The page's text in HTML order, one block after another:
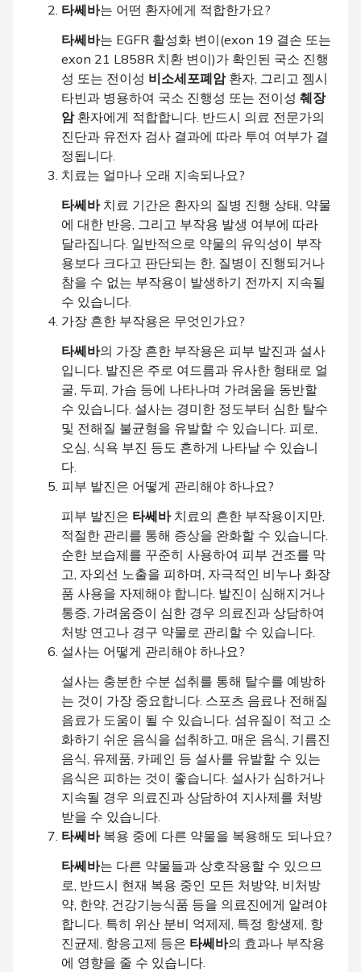
타쎄바는 어떤 환자에게 적합한가요?
타쎄바는 EGFR 활성화 변이(exon 19 결손 또는
exon 21 L858R 치환 변이)가 확인된 국소 진행
성 또는 전이성 비소세포폐암환자, 그리고 젬시
타빈과 병용하여 국소 진행성 또는 전이성 췌장
암환자에게 적합합니다. 반드시 의료 전문가의
진단과 유전자 검사 결과에 따라 투여 여부가 결
정됩니다.
치료는 얼마나 오래 지속되나요?
타쎄바치료 기간은 환자의 질병 진행 상태, 약물
에 대한 반응, 그리고 부작용 발생 여부에 따라
달라집니다. 일반적으로 약물의 유익성이 부작
용보다 크다고 판단되는 한, 질병이 진행되거나
참을 수 없는 부작용이 발생하기 전까지 지속될
수 있습니다.
가장 흔한 부작용은 무엇인가요?
타쎄바의 가장 흔한 부작용은 피부 발진과 설사
입니다. 발진은 주로 여드름과 유사한 형태로 얼
굴, 두피, 가슴 등에 나타나며 가려움을 동반할
수 있습니다. 설사는 경미한 정도부터 심한 탈수
및 전해질 불균형을 유발할 수 있습니다. 피로,
오심, 식욕 부진 등도 흔하게 나타날 수 있습니
다.
피부 발진은 어떻게 관리해야 하나요?
피부 발진은 타쎄바치료의 흔한 부작용이지만,
적절한 관리를 통해 증상을 완화할 수 있습니다.
순한 보습제를 꾸준히 사용하여 피부 건조를 막
고, 자외선 노출을 피하며, 자극적인 비누나 화장
품 사용을 자제해야 합니다. 발진이 심해지거나
통증, 가려움증이 심한 경우 의료진과 상담하여
처방 연고나 경구 약물로 관리할 수 있습니다.
설사는 어떻게 관리해야 하나요?
설사는 충분한 수분 섭취를 통해 탈수를 예방하
는 것이 가장 중요합니다. 스포츠 음료나 전해질
음료가 도움이 될 수 있습니다. 섬유질이 적고 소
화하기 쉬운 음식을 섭취하고, 매운 음식, 기름진
음식, 유제품, 카페인 등 설사를 유발할 수 있는
음식은 피하는 것이 좋습니다. 설사가 심하거나
지속될 경우 의료진과 상담하여 지사제를 처방
받을 수 있습니다.
타쎄바복용 중에 다른 약물을 복용해도 되나요?
타쎄바는 다른 약물들과 상호작용할 수 있으므
로, 반드시 현재 복용 중인 모든 처방약, 비처방
약, 한약, 건강기능식품 등을 의료진에게 알려야
합니다. 특히 위산 분비 억제제, 특정 항생제, 항
진균제, 항응고제 등은 타쎄바의 효과나 부작용
에 영향을 줄 수 있습니다.